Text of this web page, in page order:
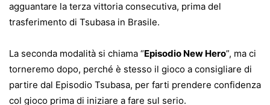
agguantare la terza vittoria consecutiva, prima del
trasferimento di Tsubasa in Brasile.
La seconda modalità si chiama “Episodio New Hero”, ma ci
torneremo dopo, perché è stesso il gioco a consigliare di
partire dal Episodio Tsubasa, per farti prendere confidenza
col gioco prima di iniziare a fare sul serio.